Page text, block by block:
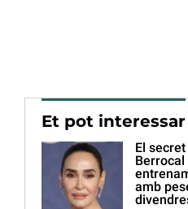
Et pot interessar
El
Berrocal
amb